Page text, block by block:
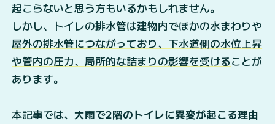
起こらないと思う方もいるかもしれません。
しかし、
トイレの排水管は建物内でほかの水まわりや
屋外の排水管につながっており、下水道側の水位上昇
や管内の圧力、局所的な詰まりの影響を受けることが
あります。
本記事では、 大雨で2階のトイレに異変が起こる理由